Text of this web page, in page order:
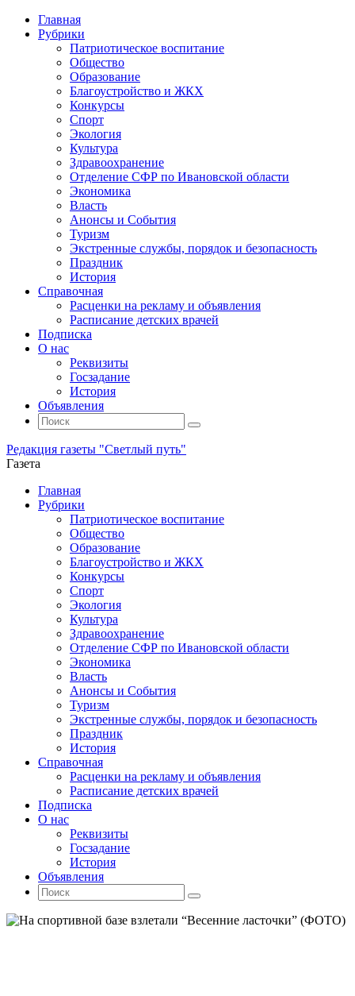
Главная
Рубрики
Патриотическое воспитание
Общество
Образование
Благоустройство и ЖКХ
Конкурсы
Спорт
Экология
Культура
Здравоохранение
Отделение СФР по Ивановской области
Экономика
Власть
Анонсы и События
Туризм
Экстренные службы, порядок и безопасность
Праздник
История
Справочная
Расценки на рекламу и объявления
Расписание детских врачей
Подписка
О нас
Реквизиты
Госзадание
История
Объявления
Поиск
Искать:
Поиск
Редакция газеты "Светлый путь"
Газета
Промотать
содержимому
Главная
Рубрики
Патриотическое воспитание
Общество
Образование
Благоустройство и ЖКХ
Конкурсы
Спорт
Экология
Культура
Здравоохранение
Отделение СФР по Ивановской области
Экономика
Власть
Анонсы и События
Туризм
Экстренные службы, порядок и безопасность
Праздник
История
Справочная
Расценки на рекламу и объявления
Расписание детских врачей
Подписка
О нас
Реквизиты
Госзадание
История
Объявления
Поиск
Искать:
Поиск